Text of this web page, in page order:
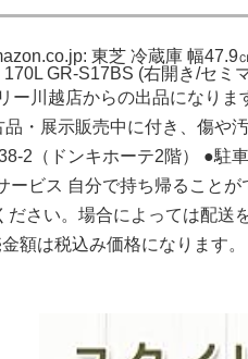
東芝 冷蔵庫 幅
GR-S17BS (右開き/セミマ
川越店からの出品になり
展示販売中に付き、傷や
2（ドンキホーテ2階） ●
ビス 自分で持ち帰ること
さい。場合によっては配送
額は税込み価格になります。